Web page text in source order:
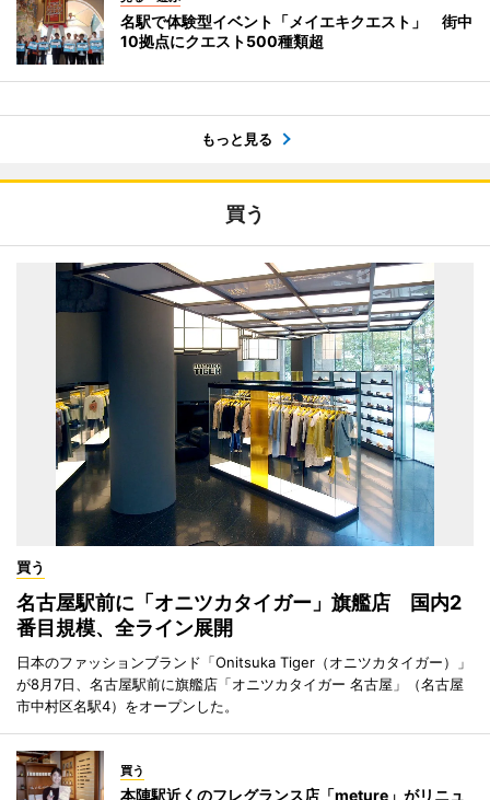
名駅で体験型イベント「メイエキクエスト」 街中
10拠点にクエスト500種類超
もっと見る
買う
買う
名古屋駅前に「オニツカタイガー」旗艦店 国内2
番目規模、全ライン展開
日本のファッションブランド「Onitsuka Tiger（オニツカタイガー）」
が8月7日、名古屋駅前に旗艦店「オニツカタイガー 名古屋」（名古屋
市中村区名駅4）をオープンした。
買う
本陣駅近くのフレグランス店「meture」がリニュ